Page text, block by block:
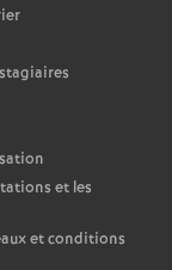
et les
et conditions